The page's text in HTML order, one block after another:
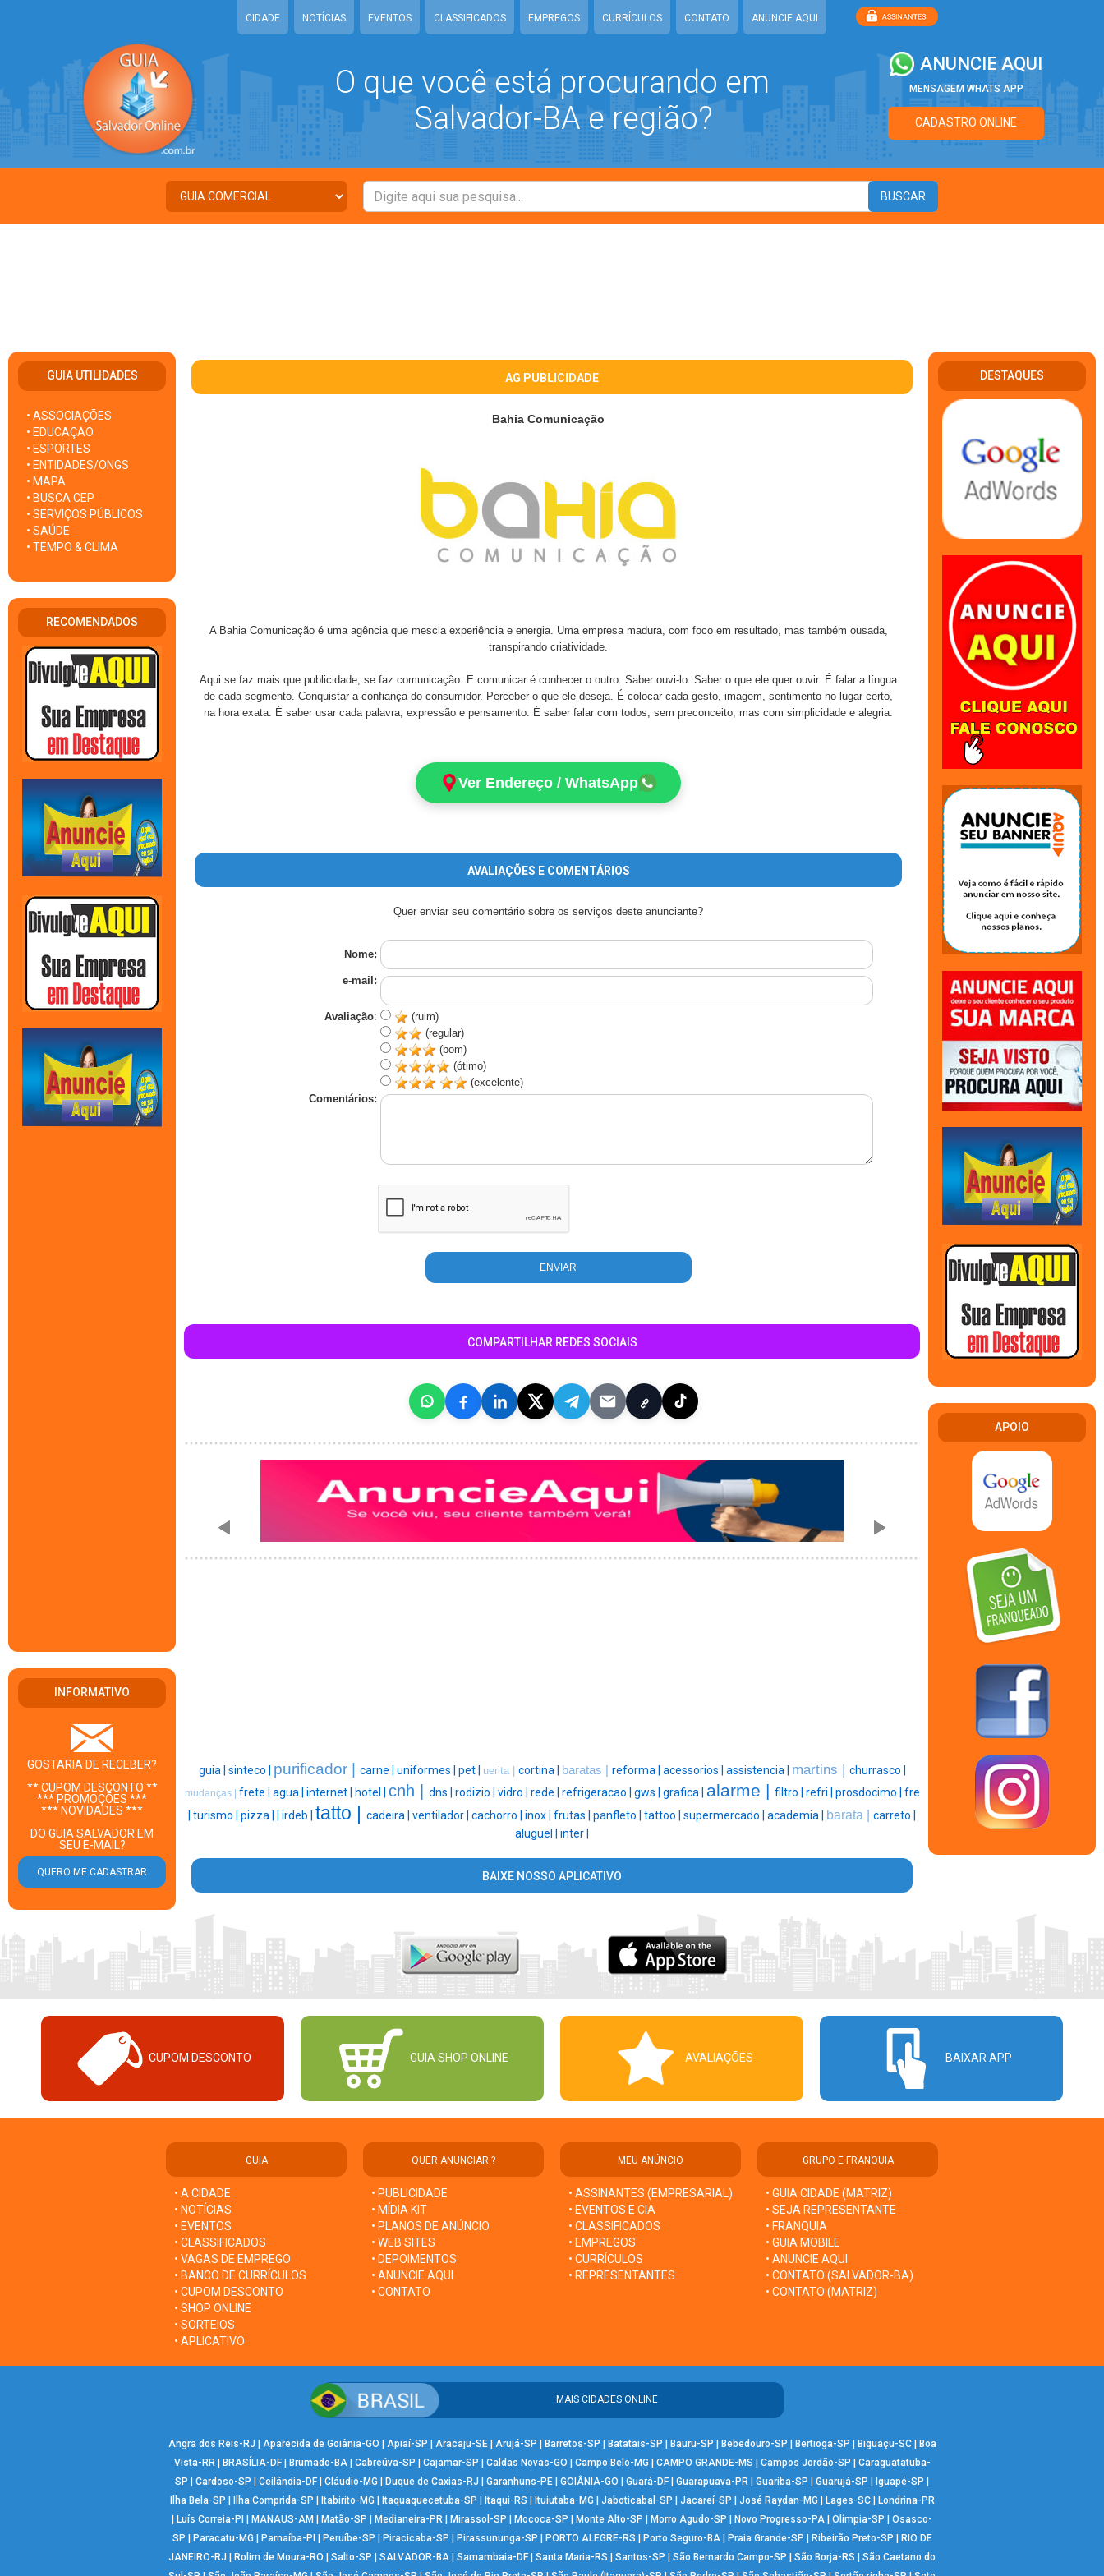
CIDADE NOTÍCIAS EVENTOS CLASSIFICADOS EMPREGOS CURRÍCULOS CONTATO ANUNCIE AQUI
O que você está procurando em
Salvador-BA e região?
ANUNCIE AQUI
MENSAGEM WHATS APP
CADASTRO ONLINE
GUIA UTILIDADES
• ASSOCIAÇÕES
• EDUCAÇÃO
• ESPORTES
• ENTIDADES/ONGS
• MAPA
• BUSCA CEP
• SERVIÇOS PÚBLICOS
• SAÚDE
• TEMPO & CLIMA
RECOMENDADOS
INFORMATIVO
GOSTARIA DE RECEBER?
** CUPOM DESCONTO **
*** PROMOÇÕES ***
*** NOVIDADES ***
DO GUIA SALVADOR EM
SEU E-MAIL?
AG PUBLICIDADE
Bahia Comunicação
A Bahia Comunicação é uma agência que mescla experiência e energia. Uma empresa madura, com foco em resultado, mas também ousada,
transpirando criatividade.
Aqui se faz mais que publicidade, se faz comunicação. E comunicar é conhecer o outro. Saber ouvi-lo. Saber o que ele quer ouvir. É falar a língua
de cada segmento. Conquistar a confiança do consumidor. Perceber o que ele deseja. É colocar cada gesto, imagem, sentimento no lugar certo,
na hora exata. É saber usar cada palavra, expressão e pensamento. É saber falar com todos, sem preconceito, mas com simplicidade e alegria.
Ver Endereço / WhatsApp
AVALIAÇÕES E COMENTÁRIOS
Quer enviar seu comentário sobre os serviços deste anunciante?
Nome:
e-mail:
Avaliação:
(ruim)
(regular)
(bom)
(ótimo)
(excelente)
Comentários:
COMPARTILHAR REDES SOCIAIS
guia | sinteco | purificador | carne | uniformes | pet | uerita | cortina | baratas | reforma | acessorios | assistencia | martins | churrasco |
mudanças | frete | agua | internet | hotel | cnh | dns | rodizio | vidro | rede | refrigeracao | gws | grafica | alarme | filtro | refri | prosdocimo | fre
turismo | pizza | irdeb | tatto | cadeira | ventilador | cachorro | inox | frutas | panfleto | tattoo | supermercado | academia | barata | carreto |
aluguel | inter |
BAIXE NOSSO APLICATIVO
DESTAQUES
APOIO
CUPOM DESCONTO GUIA SHOP ONLINE AVALIAÇÕES BAIXAR APP
GUIA
• A CIDADE
• NOTÍCIAS
• EVENTOS
• CLASSIFICADOS
• VAGAS DE EMPREGO
• BANCO DE CURRÍCULOS
• CUPOM DESCONTO
• SHOP ONLINE
• SORTEIOS
• APLICATIVO
QUER ANUNCIAR ?
• PUBLICIDADE
• MÍDIA KIT
• PLANOS DE ANÚNCIO
• WEB SITES
• DEPOIMENTOS
• ANUNCIE AQUI
• CONTATO
MEU ANÚNCIO
• ASSINANTES (EMPRESARIAL)
• EVENTOS E CIA
• CLASSIFICADOS
• EMPREGOS
• CURRÍCULOS
• REPRESENTANTES
GRUPO E FRANQUIA
• GUIA CIDADE (MATRIZ)
• SEJA REPRESENTANTE
• FRANQUIA
• GUIA MOBILE
• ANUNCIE AQUI
• CONTATO (SALVADOR-BA)
• CONTATO (MATRIZ)
MAIS CIDADES ONLINE
Angra dos Reis-RJ | Aparecida de Goiânia-GO | Apiaí-SP | Aracaju-SE| Arujá-SP | Barretos-SP | Batatais-SP | Bauru-SP | Bebedouro-SP | Bertioga-SP | Biguaçu-SC| Boa
Vista-RR | BRASÍLIA-DF| Brumado-BA| Cabreúva-SP | Cajamar-SP | Caldas Novas-GO | Campo Belo-MG | CAMPO GRANDE-MS | Campos Jordão-SP | Caraguatatuba-
SP | Cardoso-SP | Ceilândia-DF | Cláudio-MG | Duque de Caxias-RJ | Garanhuns-PE | GOIÂNIA-GO | Guará-DF | Guarapuava-PR | Guariba-SP | Guarujá-SP | Iguapé-SP |
Ilha Bela-SP | Ilha Comprida-SP | Itabirito-MG | Itaquaquecetuba-SP | Itaqui-RS | Ituiutaba-MG | Jaboticabal-SP | Jacareí-SP | José Raydan-MG | Lages-SC| Londrina-PR
| Luís Correia-PI | MANAUS-AM | Matão-SP | Medianeira-PR | Mirassol-SP | Mococa-SP | Monte Alto-SP | Morro Agudo-SP | Novo Progresso-PA | Olímpia-SP | Osasco-
SP | Paracatu-MG | Parnaíba-PI | Peruíbe-SP | Piracicaba-SP | Pirassununga-SP | PORTO ALEGRE-RS | Porto Seguro-BA| Praia Grande-SP | Ribeirão Preto-SP | RIO DE
JANEIRO-RJ | Rolim de Moura-RO | Salto-SP | SALVADOR-BA | Samambaia-DF | Santa Maria-RS | Santos-SP | São Bernardo Campo-SP | São Borja-RS | São Caetano do